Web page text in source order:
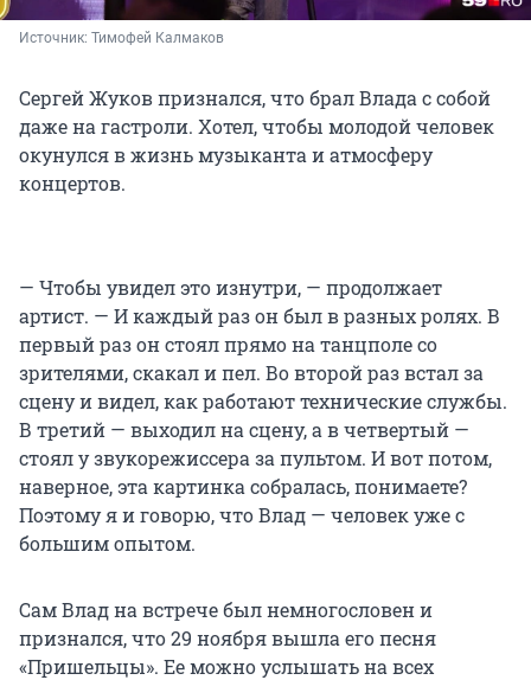
Источник: Тимофей Калмаков
Сергей Жуков признался, что брал Влада с собой
даже на гастроли. Хотел, чтобы молодой человек
окунулся в жизнь музыканта и атмосферу
концертов.
— Чтобы увидел это изнутри, — продолжает
артист. — И каждый раз он был в разных ролях. В
первый раз он стоял прямо на танцполе со
зрителями, скакал и пел. Во второй раз встал за
сцену и видел, как работают технические службы.
В третий — выходил на сцену, а в четвертый —
стоял у звукорежиссера за пультом. И вот потом,
наверное, эта картинка собралась, понимаете?
Поэтому я и говорю, что Влад — человек уже с
большим опытом.
Сам Влад на встрече был немногословен и
признался, что 29 ноября вышла его песня
«Пришельцы». Ее можно услышать на всех